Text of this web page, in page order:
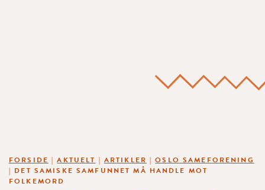
FORSIDE |AKTUELT | ARTIKLER |OSLO SAMEFORENING
| DET SAMISKE SAMFUNNET MÅ HANDLE MOT
FOLKEMORD